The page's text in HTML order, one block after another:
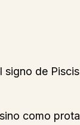
de
como